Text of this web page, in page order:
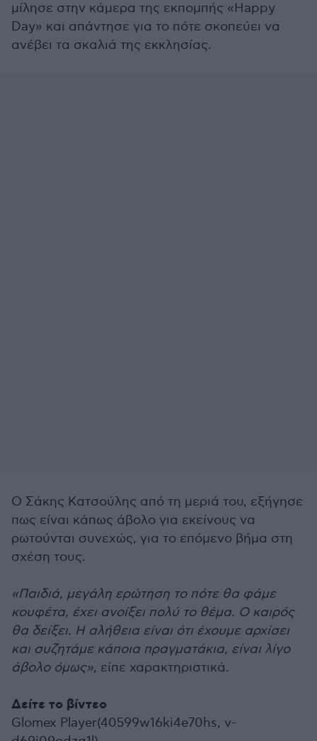
μίλησε στην κάμερα της εκπομπής «Happy
Day» και απάντησε για το πότε σκοπεύει να
ανέβει τα σκαλιά της εκκλησίας.
Ο Σάκης Κατσούλης από τη μεριά του, εξήγησε
πως είναι κάπως άβολο για εκείνους να
ρωτούνται συνεχώς, για το επόμενο βήμα στη
σχέση τους.
«Παιδιά, μεγάλη ερώτηση το πότε θα φάμε
κουφέτα, έχει ανοίξει πολύ το θέμα. Ο καιρός
θα δείξει. Η αλήθεια είναι ότι έχουμε αρχίσει
και συζητάμε κάποια πραγματάκια, είναι λίγο
άβολο όμως», είπε χαρακτηριστικά.
Δείτε το βίντεο
Glomex Player(40599w16ki4e70hs, v-